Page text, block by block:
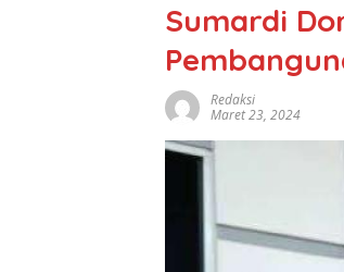
Sumardi
Redaksi
Maret 23, 2024